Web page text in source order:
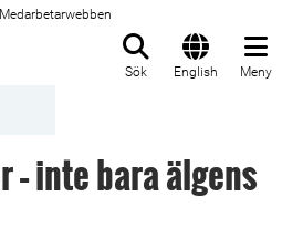
Medarbetarwebben
Sök English Meny
– inte bara älgens